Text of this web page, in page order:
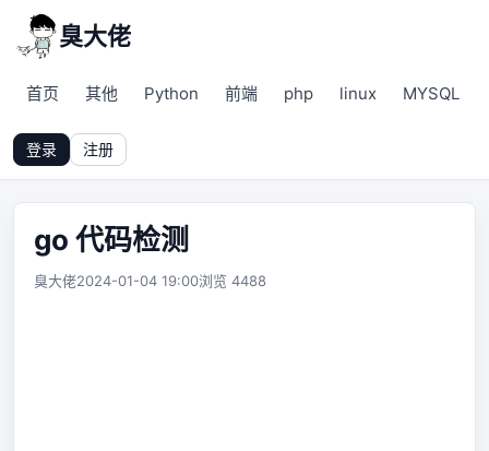
臭大佬
首页 其他 Python 前端 php linux MYSQL
登录 注册
go 代码检测
臭大佬2024-01-04 19:00浏览 4488